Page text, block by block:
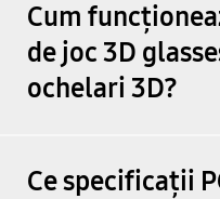
Scarlet Nexus
SCORN
Senua's Saga:
Cum
de joc 3D
ochelari 3D?
Ce specificații